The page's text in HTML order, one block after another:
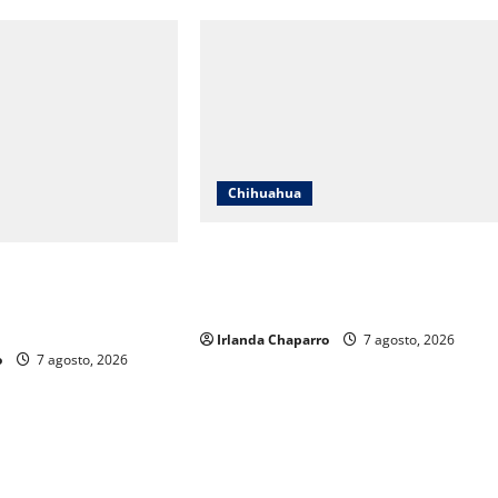
7 agosto, 2026
Chihuahua
Irlanda Chaparro 7 agosto, 2026